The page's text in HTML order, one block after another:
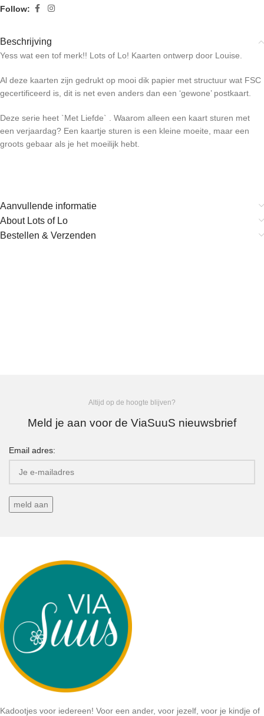
Follow:
Beschrijving
Yess wat een tof merk!! Lots of Lo! Kaarten ontwerp door Louise.
Al deze kaarten zijn gedrukt op mooi dik papier met structuur wat FSC
gecertificeerd is, dit is net even anders dan een ‘gewone’ postkaart.
Deze serie heet `Met Liefde` . Waarom alleen een kaart sturen met
een verjaardag? Een kaartje sturen is een kleine moeite, maar een
groots gebaar als je het moeilijk hebt.
Aanvullende informatie
About Lots of Lo
Bestellen & Verzenden
Altijd op de hoogte blijven?
Meld je aan voor de ViaSuuS nieuwsbrief
Email adres:
Kadootjes voor iedereen! Voor een ander, voor jezelf, voor je kindje of